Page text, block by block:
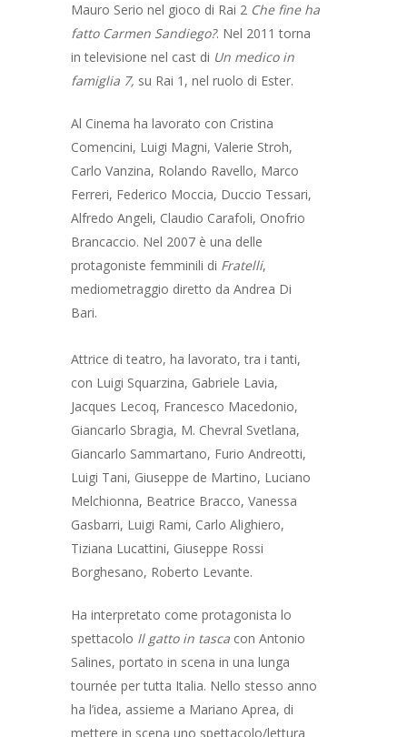
Mauro Serio nel gioco di Rai 2 Che fine ha
fatto Carmen Sandiego?. Nel 2011 torna
in televisione nel cast di Un medico in
famiglia 7, su Rai 1, nel ruolo di Ester.
Al Cinema ha lavorato con Cristina
Comencini, Luigi Magni, Valerie Stroh,
Carlo Vanzina, Rolando Ravello, Marco
Ferreri, Federico Moccia, Duccio Tessari,
Alfredo Angeli, Claudio Carafoli, Onofrio
Brancaccio. Nel 2007 è una delle
protagoniste femminili di Fratelli,
mediometraggio diretto da Andrea Di
Bari.
Attrice di teatro, ha lavorato, tra i tanti,
con Luigi Squarzina, Gabriele Lavia,
Jacques Lecoq, Francesco Macedonio,
Giancarlo Sbragia, M. Chevral Svetlana,
Giancarlo Sammartano, Furio Andreotti,
Luigi Tani, Giuseppe de Martino, Luciano
Melchionna, Beatrice Bracco, Vanessa
Gasbarri, Luigi Rami, Carlo Alighiero,
Tiziana Lucattini, Giuseppe Rossi
Borghesano, Roberto Levante.
Ha interpretato come protagonista lo
spettacolo Il gatto in tascacon Antonio
Salines, portato in scena in una lunga
tournée per tutta Italia. Nello stesso anno
ha l’idea, assieme a Mariano Aprea, di
mettere in scena uno spettacolo/lettura
HOME
CHI SIAMO
DOCENTI
I NOSTRI DOCENTI
COLLABORAZIONI
CORSI
CORSO TRIENNALE DI
AMMISSIONE